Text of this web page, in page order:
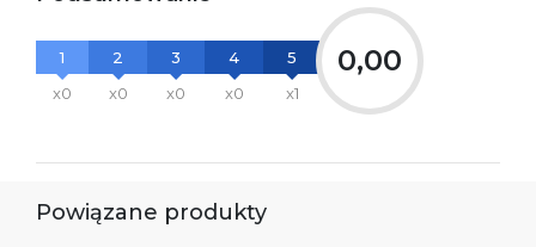
1
x0
2
x0
3
x0
4
x0
5
x1
0,00
Powiązane produkty